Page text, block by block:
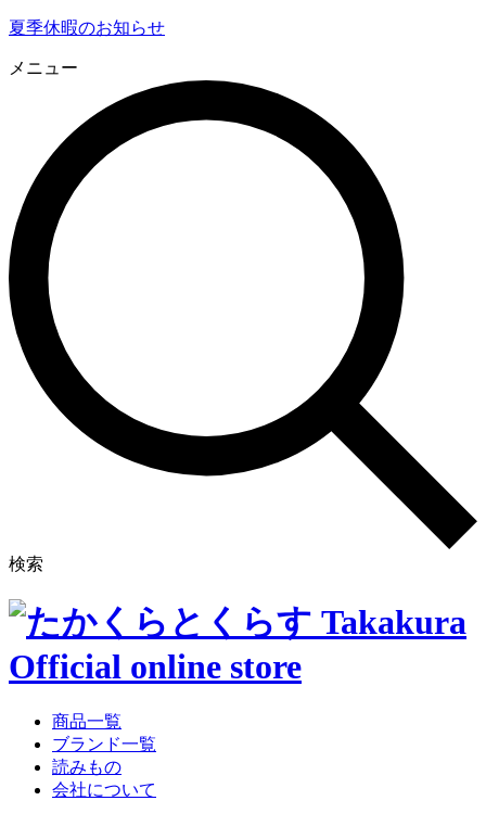
夏季休暇のお知らせ
メニュー
検索
商品一覧
ブランド一覧
読みもの
会社について